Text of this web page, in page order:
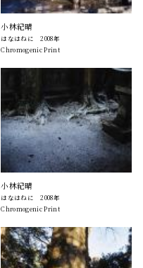
小林紀晴
はなはねに 2008年
Chromogenic Print
小林紀晴
はなはねに 2008年
Chromogenic Print